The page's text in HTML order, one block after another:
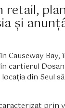
și
Causeway
cartierul
din Seul